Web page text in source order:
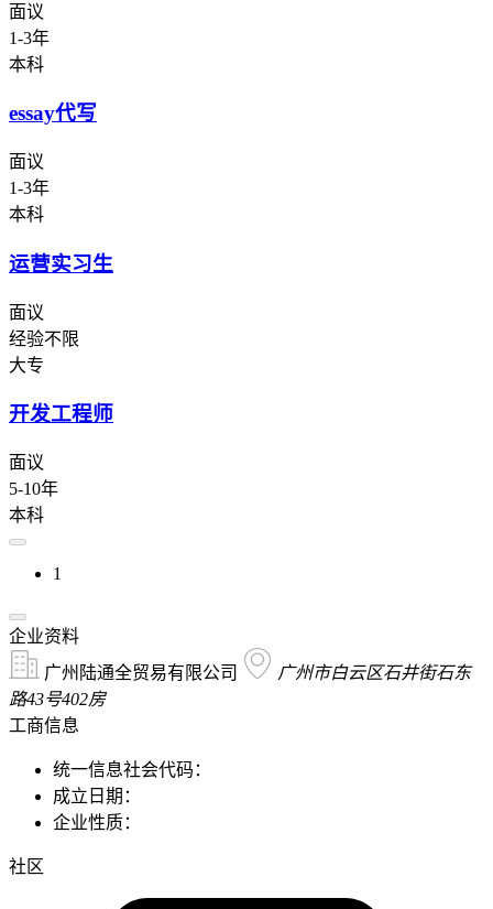
面议
1-3年
本科
essay代写
面议
1-3年
本科
运营实习生
面议
经验不限
大专
开发工程师
面议
5-10年
本科
1
企业资料
广州陆通全贸易有限公司
广州市白云区石井街石东
路43号402房
工商信息
统一信息社会代码：
成立日期：
企业性质：
社区